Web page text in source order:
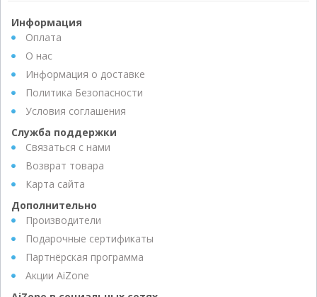
Информация
Оплата
О нас
Информация о доставке
Политика Безопасности
Условия соглашения
Служба поддержки
Связаться с нами
Возврат товара
Карта сайта
Дополнительно
Производители
Подарочные сертификаты
Партнёрская программа
Акции AiZone